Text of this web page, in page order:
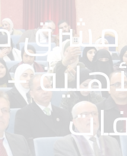
بيئة
مشرق